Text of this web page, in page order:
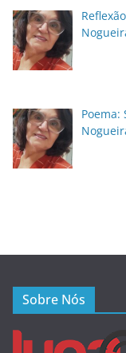
Poema:
Sobre Nós